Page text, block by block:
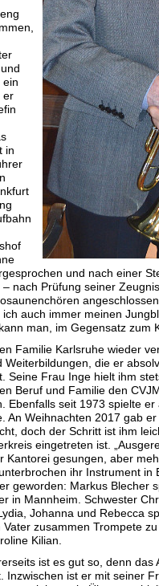
ein
er
in
und nach einer
nach Prüfung seiner
auch immer meinen
man, im Gegensatz zum
Familie Karlsruhe wieder
die er
Seine Frau Inge hielt ihm
Beruf und Familie den
Ebenfalls seit 1973 spielte
An Weihnachten 2017 gab
doch der Schritt ist ihm
eingetreten ist.
Kantorei gesungen, aber
ihr Instrument
geworden: Markus Blecher
in Mannheim. Schwester
Johanna und Rebecca
zusammen Trompete
Kilian.
ist es gut so, denn
Inzwischen ist er mit seiner